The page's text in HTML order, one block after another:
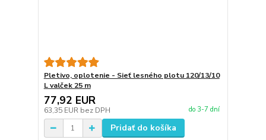
Pletivo, oplotenie - Sieť lesného plotu 120/13/10
L valček 25 m
77,92 EUR
63,35 EUR bez DPH do 3-7 dní
Pridať do košíka